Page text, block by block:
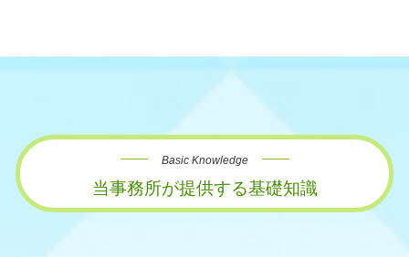
Basic Knowledge
当事務所が提供する基礎知識